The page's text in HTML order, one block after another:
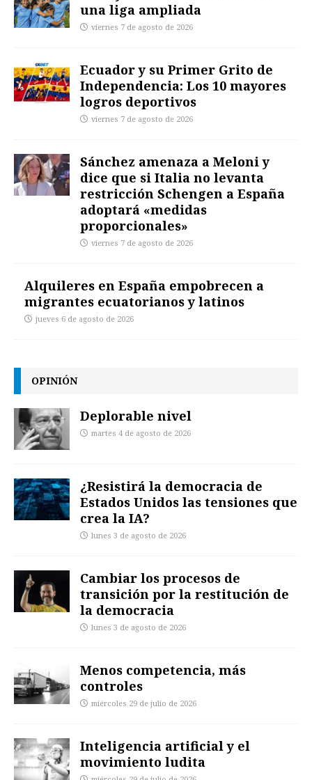
una liga ampliada
viernes 7 de agosto de 2026
Ecuador y su Primer Grito de
Independencia: Los 10 mayores
logros deportivos
viernes 7 de agosto de 2026
Sánchez amenaza a Meloni y
dice que si Italia no levanta
restricción Schengen a España
adoptará «medidas
proporcionales»
viernes 7 de agosto de 2026
Alquileres en España empobrecen a
migrantes ecuatorianos y latinos
jueves 6 de agosto de 2026
OPINIÓN
Deplorable nivel
martes 4 de agosto de 2026
¿Resistirá la democracia de
Estados Unidos las tensiones que
crea la IA?
lunes 3 de agosto de 2026
Cambiar los procesos de
transición por la restitución de
la democracia
lunes 3 de agosto de 2026
Menos competencia, más
controles
miércoles 29 de julio de 2026
Inteligencia artificial y el
movimiento ludita